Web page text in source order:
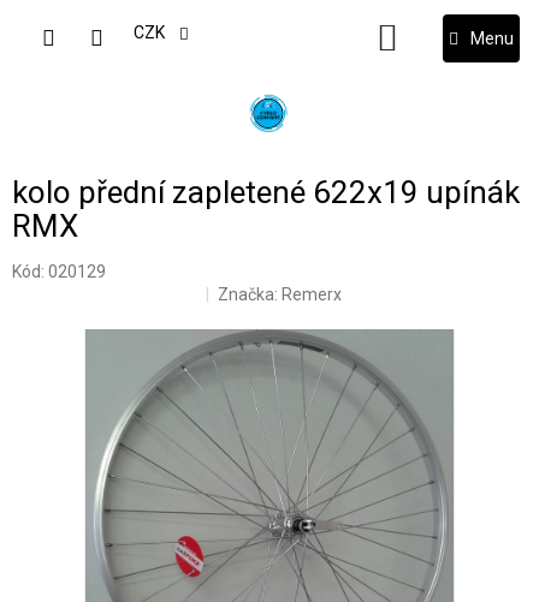
CZK
NÁKUPNÍ
KOŠÍK
kolo přední zapletené 622x19 upínák
RMX
Kód: 020129
Značka: Remerx